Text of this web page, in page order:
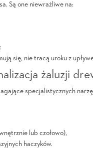
Są one niewrażliwe na:
się, nie tracą uroku z
żaluzji
specjalistycznych
lub czołowo),
haczyków.